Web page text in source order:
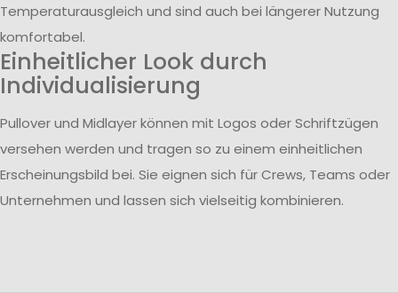
Temperaturausgleich und sind auch bei längerer Nutzung
komfortabel.
Einheitlicher Look durch
Individualisierung
Pullover und Midlayer können mit Logos oder Schriftzügen
versehen werden und tragen so zu einem einheitlichen
Erscheinungsbild bei. Sie eignen sich für Crews, Teams oder
Unternehmen und lassen sich vielseitig kombinieren.